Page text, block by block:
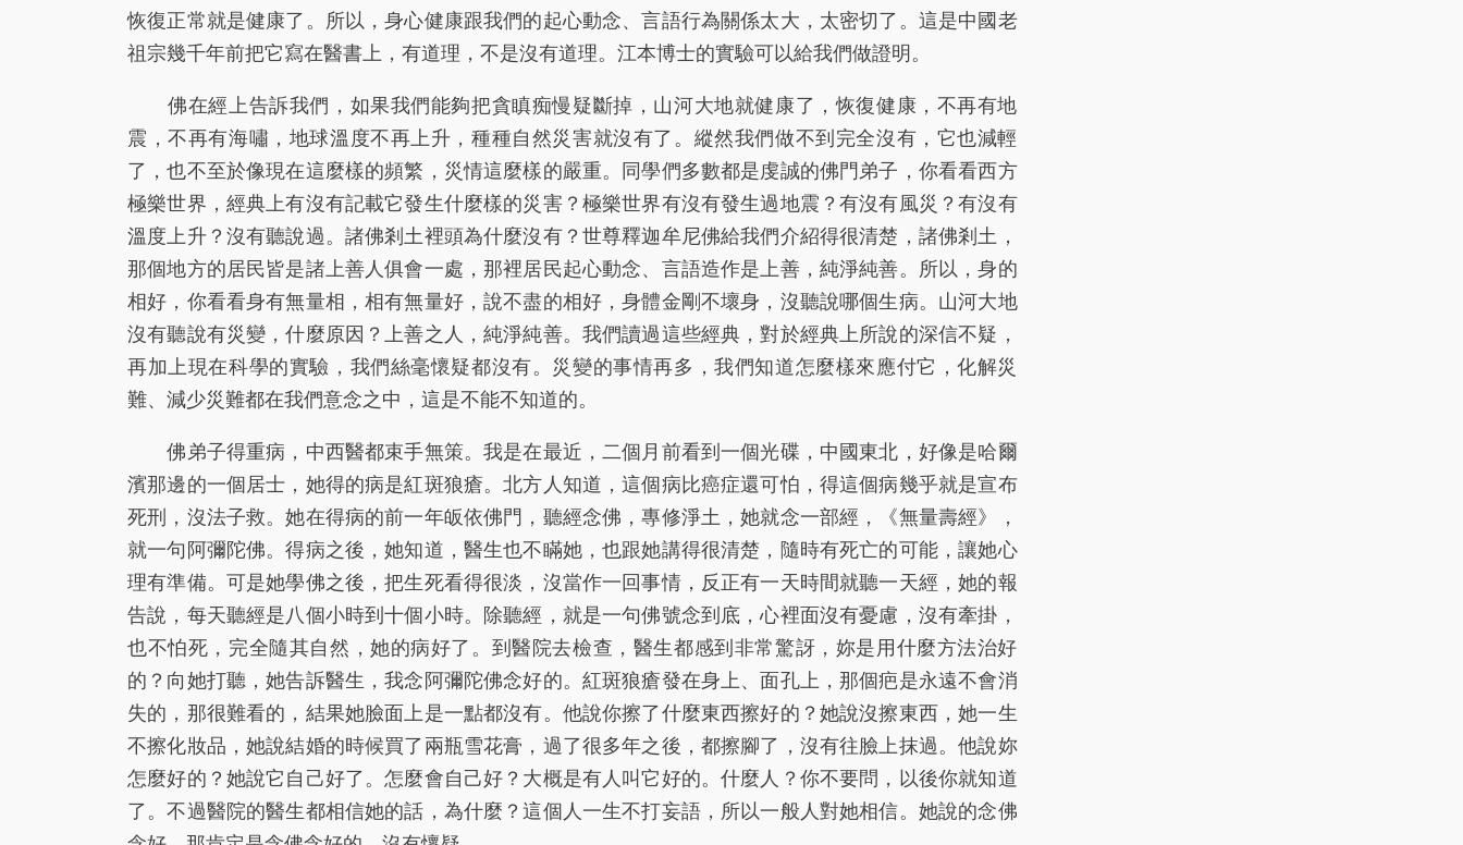
恢復正常就是健康了。所以，身心健康跟我們的起心動念、言語行為關係太大，太密切了。這是中國老
祖宗幾千年前把它寫在醫書上，有道理，不是沒有道理。江本博士的實驗可以給我們做證明。
佛在經上告訴我們，如果我們能夠把貪瞋痴慢疑斷掉，山河大地就健康了，恢復健康，不再有地
震，不再有海嘯，地球溫度不再上升，種種自然災害就沒有了。縱然我們做不到完全沒有，它也減輕
了，也不至於像現在這麼樣的頻繁，災情這麼樣的嚴重。同學們多數都是虔誠的佛門弟子，你看看西方
極樂世界，經典上有沒有記載它發生什麼樣的災害？極樂世界有沒有發生過地震？有沒有風災？有沒有
溫度上升？沒有聽說過。諸佛剎土裡頭為什麼沒有？世尊釋迦牟尼佛給我們介紹得很清楚，諸佛剎土，
那個地方的居民皆是諸上善人俱會一處，那裡居民起心動念、言語造作是上善，純淨純善。所以，身的
相好，你看看身有無量相，相有無量好，說不盡的相好，身體金剛不壞身，沒聽說哪個生病。山河大地
沒有聽說有災變，什麼原因？上善之人，純淨純善。我們讀過這些經典，對於經典上所說的深信不疑，
再加上現在科學的實驗，我們絲毫懷疑都沒有。災變的事情再多，我們知道怎麼樣來應付它，化解災
難、減少災難都在我們意念之中，這是不能不知道的。
佛弟子得重病，中西醫都束手無策。我是在最近，二個月前看到一個光碟，中國東北，好像是哈爾
濱那邊的一個居士，她得的病是紅斑狼瘡。北方人知道，這個病比癌症還可怕，得這個病幾乎就是宣布
死刑，沒法子救。她在得病的前一年皈依佛門，聽經念佛，專修淨土，她就念一部經，《無量壽經》，
就一句阿彌陀佛。得病之後，她知道，醫生也不瞞她，也跟她講得很清楚，隨時有死亡的可能，讓她心
理有準備。可是她學佛之後，把生死看得很淡，沒當作一回事情，反正有一天時間就聽一天經，她的報
告說，每天聽經是八個小時到十個小時。除聽經，就是一句佛號念到底，心裡面沒有憂慮，沒有牽掛，
也不怕死，完全隨其自然，她的病好了。到醫院去檢查，醫生都感到非常驚訝，妳是用什麼方法治好
的？向她打聽，她告訴醫生，我念阿彌陀佛念好的。紅斑狼瘡發在身上、面孔上，那個疤是永遠不會消
失的，那很難看的，結果她臉面上是一點都沒有。他說你擦了什麼東西擦好的？她說沒擦東西，她一生
不擦化妝品，她說結婚的時候買了兩瓶雪花膏，過了很多年之後，都擦腳了，沒有往臉上抹過。他說妳
怎麼好的？她說它自己好了。怎麼會自己好？大概是有人叫它好的。什麼人？你不要問，以後你就知道
了。不過醫院的醫生都相信她的話，為什麼？這個人一生不打妄語，所以一般人對她相信。她說的念佛